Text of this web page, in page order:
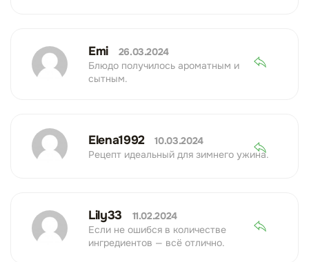
Emi
26.03.2024
Блюдо получилось ароматным и
сытным.
Elena1992
10.03.2024
Рецепт идеальный для зимнего ужина.
Lily33
11.02.2024
Если не ошибся в количестве
ингредиентов — всё отлично.